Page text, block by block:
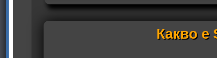
Какво е